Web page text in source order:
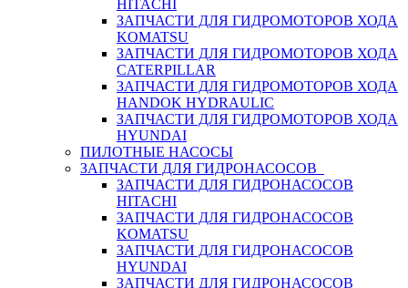
HITACHI
ЗАПЧАСТИ ДЛЯ ГИДРОМОТОРОВ ХОДА
KOMATSU
ЗАПЧАСТИ ДЛЯ ГИДРОМОТОРОВ ХОДА
CATERPILLAR
ЗАПЧАСТИ ДЛЯ ГИДРОМОТОРОВ ХОДА
HANDOK HYDRAULIC
ЗАПЧАСТИ ДЛЯ ГИДРОМОТОРОВ ХОДА
HYUNDAI
ПИЛОТНЫЕ НАСОСЫ
ЗАПЧАСТИ ДЛЯ ГИДРОНАСОСОВ
ЗАПЧАСТИ ДЛЯ ГИДРОНАСОСОВ
HITACHI
ЗАПЧАСТИ ДЛЯ ГИДРОНАСОСОВ
KOMATSU
ЗАПЧАСТИ ДЛЯ ГИДРОНАСОСОВ
HYUNDAI
ЗАПЧАСТИ ДЛЯ ГИДРОНАСОСОВ